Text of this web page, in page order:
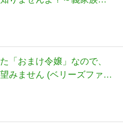
最高の終焉を～(ベリーズ
)
「おまけ令嬢」なので、
みません (ベリーズファン